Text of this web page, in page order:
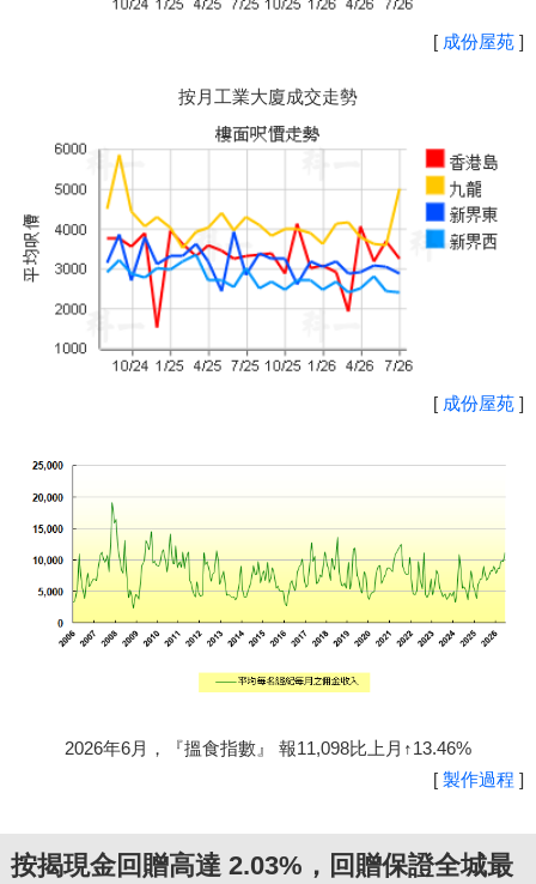
[ 成份屋苑 ]
按月工業大廈成交走勢
[ 成份屋苑 ]
2026年6月，『搵食指數』 報11,098比上月↑13.46%
[ 製作過程 ]
按揭現金回贈高達 2.03%，回贈保證全城最